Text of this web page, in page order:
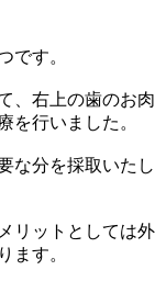
です。
、右上の歯のお肉
を行いました。
な分を採取いたし
リットとしては外
ます。